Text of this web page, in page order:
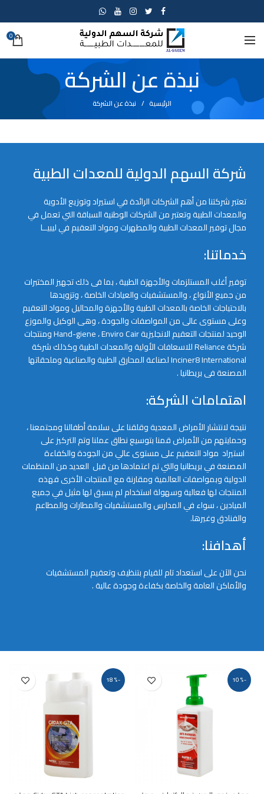
0
نبذة عن الشركة
الرئيسية نبذة عن الشركة
شركة السهم الدولية للمعدات الطبية
تعتبر شركتنا من أهم الشركات الرائدة في استيراد وتوزيع الأدوية
والمعدات الطبية وتعتبر من الشركات الوطنية السباقة التي تعمل في
مجال توفير المعدات الطبية والمطهرات ومواد التعقيم في ليبيــا
خدماتنا:
توفير أغلب المستلزمات والأجهزة الطبية ، بما فى ذلك تجهيز المختبرات
من جميع الأنواع ، والمستشفيات والعيادات الخاصة ، وتزويدها
بالاحتياجات الخاصة بالمعدات الطبية والأجهزة والمحاليل ومواد التعقيم
وعلى مستوى عالى من المواصفات والجودة ، وهى الوكيل والموزع
الوحيد لمنتجات التعقيم الانجليزية Hand-giene ، Enviro Cair ومنتجات
شركة Reliance للاسعافات الأولية والمعدات الطبية وكذلك شركة
Inciner8 International لصناعة المحارق الطبية والصناعية وملحقاتها
المصنعة فى بريطانيا .
اهتمامات الشركة:
نتيجة لانتشار الأمراض المعدية وقلقنا على سلامة أطفالنا ومجتمعنا ،
وحمايتهم من الأمراض قمنا بتوسيع نطاق عملنا وتم التركيز على
استيراد مواد التعقيم على مستوى عالي من الجودة والكفاءة
المصنعة في بريطانيا والتي تم اعتمادها من قبل العديد من المنظمات
الدولية وبمواصفات العالمية ومقارنة مع المنتجات الأخرى فهذه
المنتجات لها فعالية وسهولة استخدام لم يسبق لها مثيل في جميع
الميادين ، سواء في المدارس والمستشفيات والمطارات والمطاعم
والفنادق وغيرها.
أهدافنا:
نحن الآن على استعداد تام للقيام بتنظيف وتعقيم المستشفيات
والأماكن العامة والخاصة بكفاءة وجودة عالية .
-10%
-18%